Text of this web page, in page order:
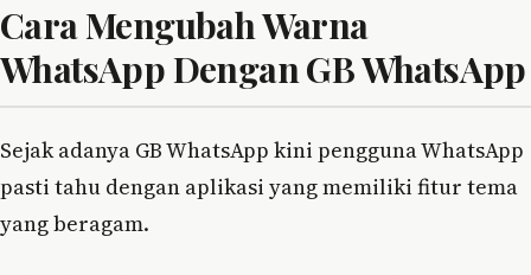
Cara Mengubah Warna
WhatsApp Dengan GB WhatsApp
Sejak adanya GB WhatsApp kini pengguna WhatsApp
pasti tahu dengan aplikasi yang memiliki fitur tema
yang beragam.